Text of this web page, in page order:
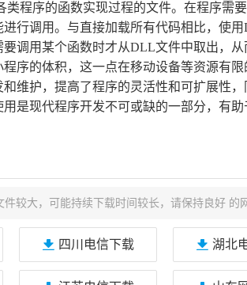
类程序的函数实现过程的文件。在程序需
行调用。与直接加载所有代码相比，使
调用某个函数时才从DLL文件中取出，从
序的体积，这一点在移动设备等资源有
维护，提高了程序的灵活性和可扩展性
是现代程序开发不可或缺的一部分，有助
件较大，可能持续下载时间较长，请保持良好 的
四川电信下载 湖北